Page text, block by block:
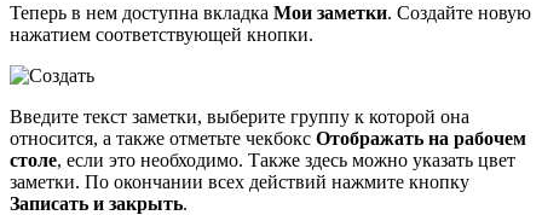
Теперь в нем доступна вкладка Мои заметки. Создайте новую
нажатием соответствующей кнопки.
Введите текст заметки, выберите группу к которой она
относится, а также отметьте чекбокс Отображать на рабочем
столе, если это необходимо. Также здесь можно указать цвет
заметки. По окончании всех действий нажмите кнопку
Записать и закрыть.